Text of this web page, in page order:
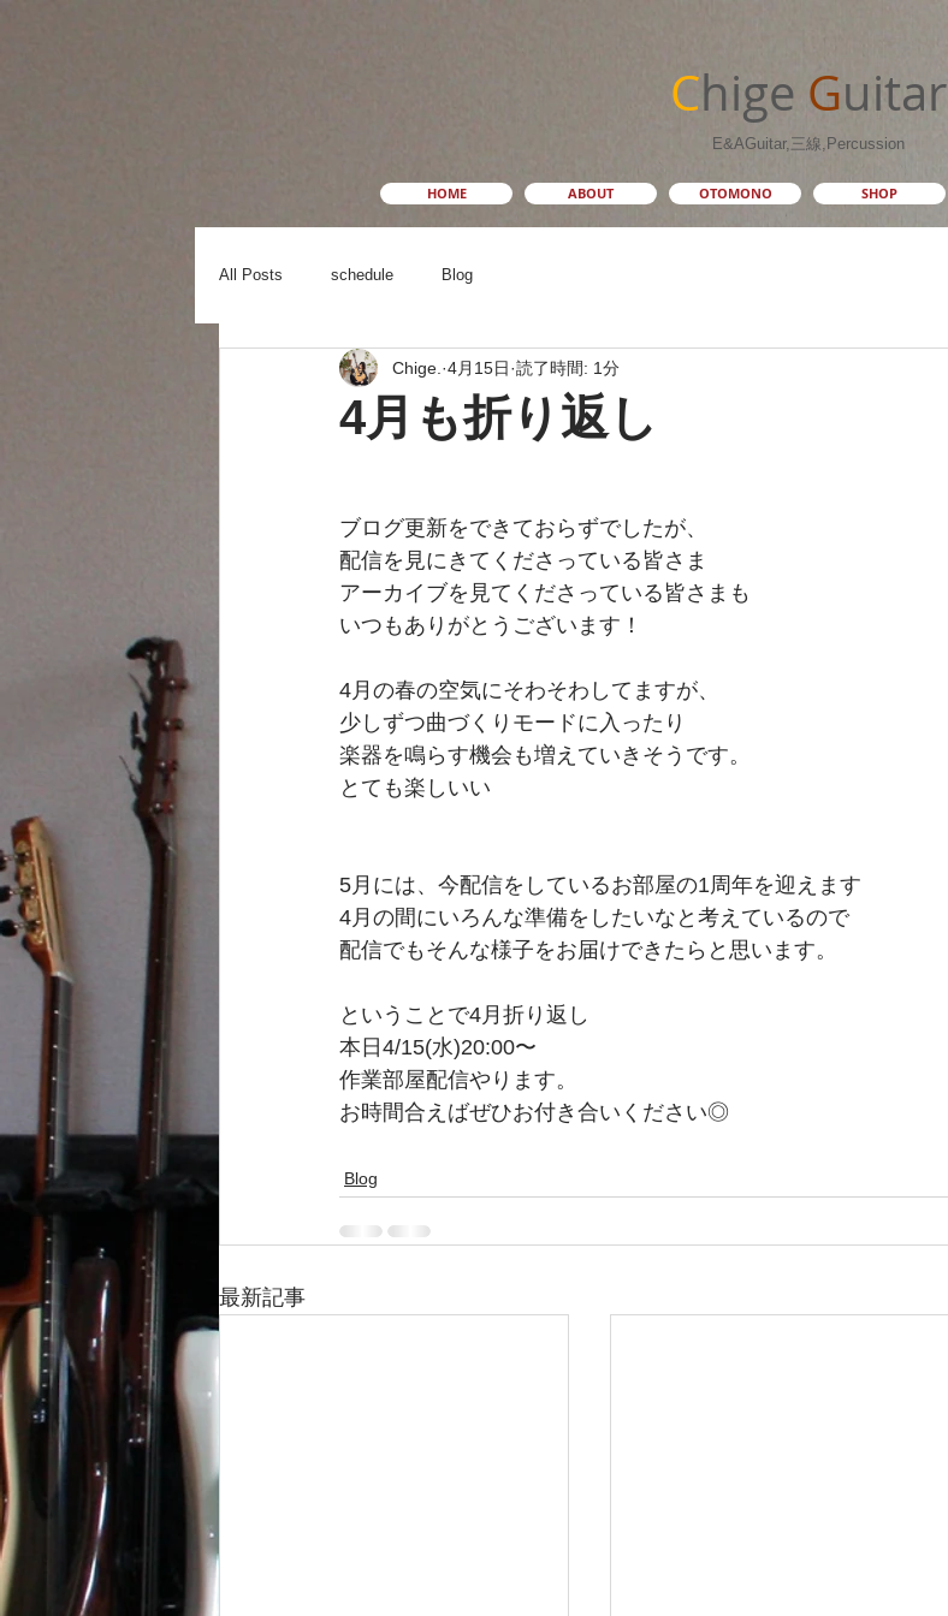
Chige Guitar
E&AGuitar,三線,Percussion
HOME ABOUT OTOMONO SHOP
All Posts schedule Blog
4月も折り返し
Chige. 4月15日 読了時間: 1分
ブログ更新をできておらずでしたが、
配信を見にきてくださっている皆さま
アーカイブを見てくださっている皆さまも
いつもありがとうございます！
4月の春の空気にそわそわしてますが、
少しずつ曲づくりモードに入ったり
楽器を鳴らす機会も増えていきそうです。
とても楽しいい
5月には、今配信をしているお部屋の1周年を迎えます
4月の間にいろんな準備をしたいなと考えているので
配信でもそんな様子をお届けできたらと思います。
ということで4月折り返し
本日4/15(水)20:00〜
作業部屋配信やります。
お時間合えばぜひお付き合いください◎
Blog
最新記事